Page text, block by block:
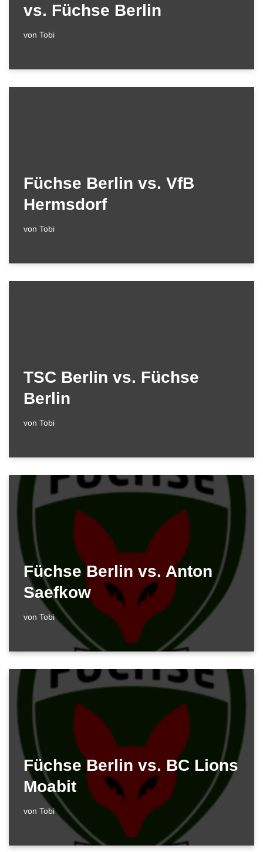
vs. Füchse Berlin
von Tobi
Füchse Berlin vs. VfB
Hermsdorf
von Tobi
TSC Berlin vs. Füchse
Berlin
von Tobi
Füchse Berlin vs. Anton
Saefkow
von Tobi
Füchse Berlin vs. BC Lions
Moabit
von Tobi